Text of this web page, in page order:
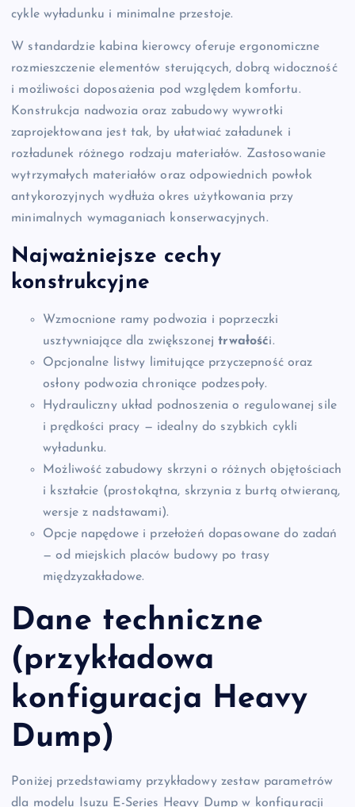
cykle wyładunku i minimalne przestoje.
W standardzie kabina kierowcy oferuje ergonomiczne
rozmieszczenie elementów sterujących, dobrą widoczność
i możliwości doposażenia pod względem komfortu.
Konstrukcja nadwozia oraz zabudowy wywrotki
zaprojektowana jest tak, by ułatwiać załadunek i
rozładunek różnego rodzaju materiałów. Zastosowanie
wytrzymałych materiałów oraz odpowiednich powłok
antykorozyjnych wydłuża okres użytkowania przy
minimalnych wymaganiach konserwacyjnych.
Najważniejsze cechy
konstrukcyjne
Wzmocnione ramy podwozia i poprzeczki
usztywniające dla zwiększonejtrwałośći.
Opcjonalne listwy limitujące przyczepność oraz
osłony podwozia chroniące podzespoły.
Hydrauliczny układ podnoszenia o regulowanej sile
i prędkości pracy — idealny do szybkich cykli
wyładunku.
Możliwość zabudowy skrzyni o różnych objętościach
i kształcie (prostokątna, skrzynia z burtą otwieraną,
wersje z nadstawami).
Opcje napędowe i przełożeń dopasowane do zadań
— od miejskich placów budowy po trasy
międzyzakładowe.
Dane techniczne
(przykładowa
konfiguracja Heavy
Dump)
Poniżej przedstawiamy przykładowy zestaw parametrów
dla modelu Isuzu E-Series Heavy Dump w konfiguracji